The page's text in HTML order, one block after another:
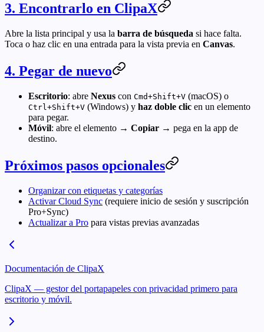
3. Encontrarlo en ClipaX
Abre la lista principal y usa la barra de búsqueda si hace falta.
Toca o haz clic en una entrada para la vista previa en Canvas.
4. Pegar de nuevo
Escritorio: abre Nexus con Cmd+Shift+V (macOS) o
Ctrl+Shift+V (Windows) y haz doble clic en un elemento
para pegar.
Móvil: abre el elemento → Copiar → pega en la app de
destino.
Próximos pasos opcionales
Organizar con etiquetas y categorías
Activar Cloud Sync (requiere inicio de sesión y suscripción
Pro+Sync)
Actualizar a Pro para vistas previas avanzadas
Documentación de ClipaX
ClipaX — gestor del portapapeles con privacidad primero para
escritorio y móvil.